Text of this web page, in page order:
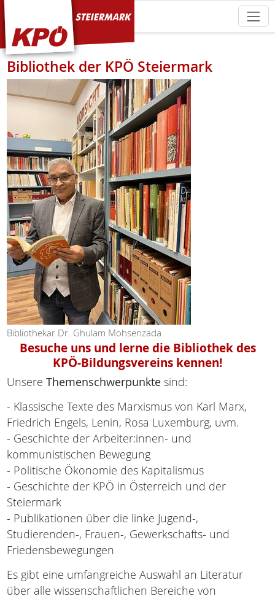
KPÖ Steiermark
Bibliothek der KPÖ Steiermark
Bibliothekar Dr. Ghulam Mohsenzada
Besuche uns und lerne die Bibliothek des
KPÖ-Bildungsvereins kennen!
Unsere Themenschwerpunkte sind:
- Klassische Texte des Marxismus von Karl Marx,
Friedrich Engels, Lenin, Rosa Luxemburg, uvm.
- Geschichte der Arbeiter:innen- und
kommunistischen Bewegung
- Politische Ökonomie des Kapitalismus
- Geschichte der KPÖ in Österreich und der
Steiermark
- Publikationen über die linke Jugend-,
Studierenden-, Frauen-, Gewerkschafts- und
Friedensbewegungen
Es gibt eine umfangreiche Auswahl an Literatur
über alle wissenschaftlichen Bereiche von